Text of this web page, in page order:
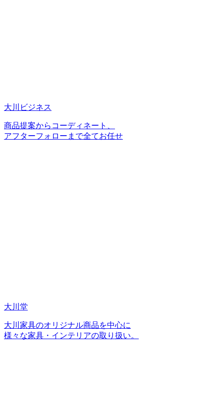
大川ビジネス
商品提案からコーディネート、
アフターフォローまで全てお任せ
大川堂
大川家具のオリジナル商品を中心に
様々な家具・インテリアの取り扱い。